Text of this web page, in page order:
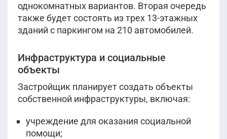
однокомнатных вариантов. Вторая очередь
также будет состоять из трех 13-этажных
зданий с паркингом на 210 автомобилей.
Инфраструктура и социальные
объекты
Застройщик планирует создать объекты
собственной инфраструктуры, включая:
учреждение для оказания социальной
помощи;